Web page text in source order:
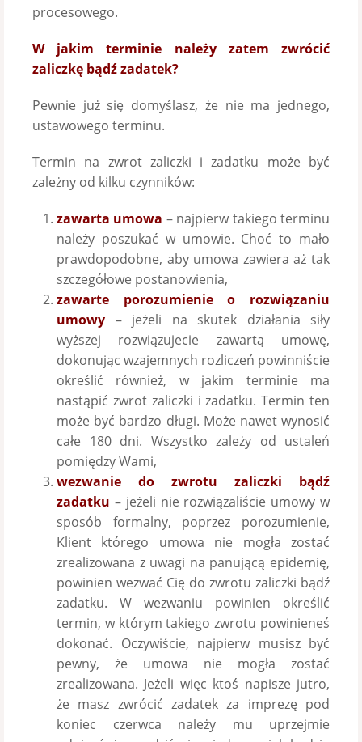
procesowego.
W jakim terminie należy zatem zwrócić
zaliczkę bądź zadatek?
Pewnie już się domyślasz, że nie ma jednego,
ustawowego terminu.
Termin na zwrot zaliczki i zadatku może być
zależny od kilku czynników:
zawarta umowa – najpierw takiego terminu
należy poszukać w umowie. Choć to mało
prawdopodobne, aby umowa zawiera aż tak
szczegółowe postanowienia,
zawarte porozumienie o rozwiązaniu
umowy – jeżeli na skutek działania siły
wyższej rozwiązujecie zawartą umowę,
dokonując wzajemnych rozliczeń powinniście
określić również, w jakim terminie ma
nastąpić zwrot zaliczki i zadatku. Termin ten
może być bardzo długi. Może nawet wynosić
całe 180 dni. Wszystko zależy od ustaleń
pomiędzy Wami,
wezwanie do zwrotu zaliczki bądź
zadatku – jeżeli nie rozwiązaliście umowy w
sposób formalny, poprzez porozumienie,
Klient którego umowa nie mogła zostać
zrealizowana z uwagi na panującą epidemię,
powinien wezwać Cię do zwrotu zaliczki bądź
zadatku. W wezwaniu powinien określić
termin, w którym takiego zwrotu powinieneś
dokonać. Oczywiście, najpierw musisz być
pewny, że umowa nie mogła zostać
zrealizowana. Jeżeli więc ktoś napisze jutro,
że masz zwrócić zadatek za imprezę pod
koniec czerwca należy mu uprzejmie